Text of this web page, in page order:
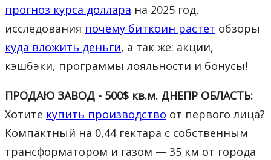
прогноз курса доллара на 2025 год,
исследования почему биткоин растет обзоры
куда вложить деньги, а так же: акции,
кэшбэки, программы лояльности и бонусы!
ПРОДАЮ ЗАВОД - 500$ кв.м. ДНЕПР ОБЛАСТЬ:
Хотите купить производство от первого лица?
Компактный на 0,44 гектара с собственным
трансформатором и газом — 35 км от города